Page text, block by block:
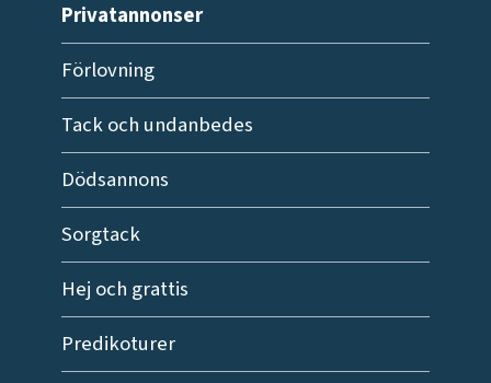
Privatannonser
Förlovning
Tack och undanbedes
Dödsannons
Sorgtack
Hej och grattis
Predikoturer